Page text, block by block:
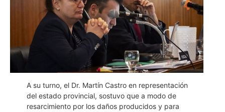
A su turno, el Dr. Martín Castro en representación
del estado provincial, sostuvo que a modo de
resarcimiento por los daños producidos y para